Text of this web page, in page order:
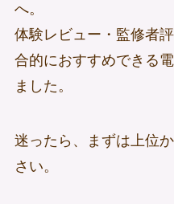
へ。
体験レビュー・監修者
合的におすすめできる
ました。
迷ったら、まずは上位
さい。